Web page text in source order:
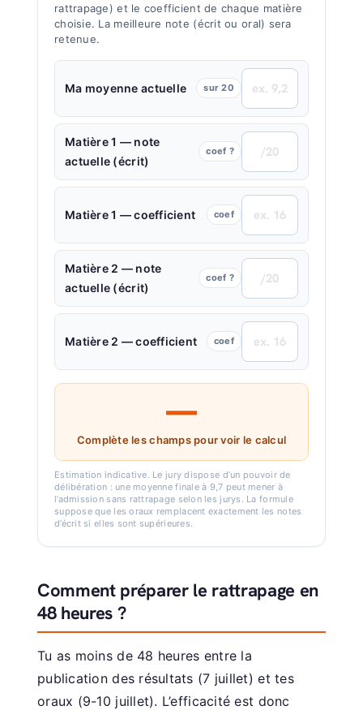
rattrapage) et le coefficient de chaque matière
choisie. La meilleure note (écrit ou oral) sera
retenue.
Ma moyenne actuelle sur 20
Matière 1 — note
actuelle (écrit)
coef ?
Matière 1 — coefficient coef
Matière 2 — note
actuelle (écrit)
coef ?
Matière 2 — coefficient coef
—
Complète les champs pour voir le calcul
Estimation indicative. Le jury dispose d’un pouvoir de
délibération : une moyenne finale à 9,7 peut mener à
l’admission sans rattrapage selon les jurys. La formule
suppose que les oraux remplacent exactement les notes
d’écrit si elles sont supérieures.
Comment préparer le rattrapage en
48 heures ?
Tu as moins de 48 heures entre la
publication des résultats (7 juillet) et tes
oraux (9-10 juillet). L’efficacité est donc